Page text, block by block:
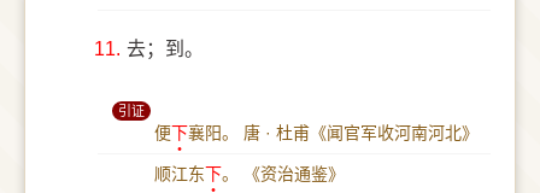
11. 去；到。
引证
便下襄阳。 唐 · 杜甫《闻官军收河南河北》
顺江东下。 《资治通鉴》